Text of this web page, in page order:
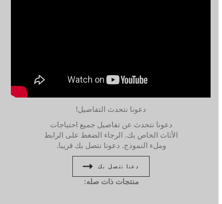
دعونا نتحدث التفاصيل!
دعونا نتحدث عن تفاصيل جميع احتياجات
الأثاث الخاص بك. الرجاء الضغط على الرابط
وملء النموذج. دعونا نتصل بك قريبا.
دعنا نتصل بك
منتجات ذات صله: